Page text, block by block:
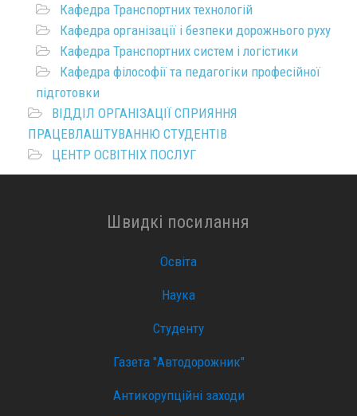
Кафедра Транспортних технологій
Кафедра організації і безпеки дорожнього руху
Кафедра Транспортних систем і логістики
Кафедра філософії та педагогіки професійної
підготовки
ВІДДІЛ ОРГАНІЗАЦІЇ СПРИЯННЯ
ПРАЦЕВЛАШТУВАННЮ СТУДЕНТІВ
ЦЕНТР ОСВІТНІХ ПОСЛУГ
Швидкі посилання
Освіта
Наука
Студенту
Газета "Автодорожник"
Антикорупційні заходи